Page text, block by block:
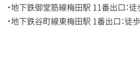
・地下鉄御堂筋線梅田駅 11番出口：
・地下鉄谷町線東梅田駅 1番出口：徒